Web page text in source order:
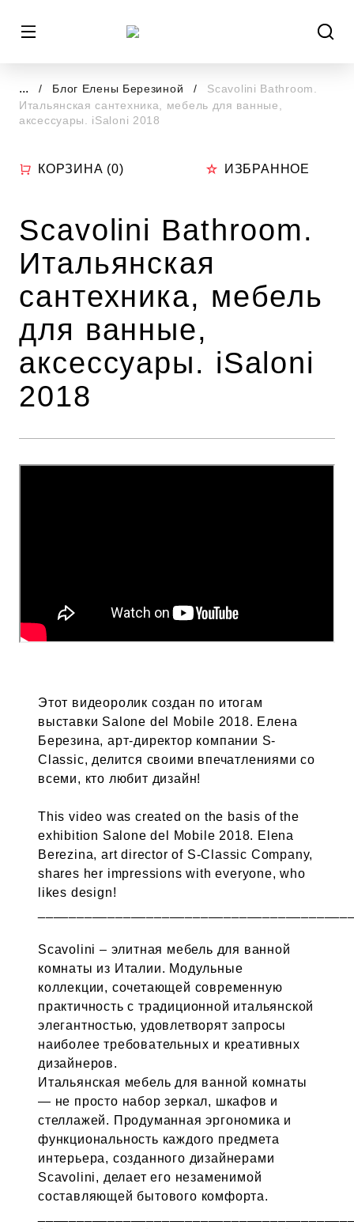
... Блог Елены Березиной
Scavolini Bathroom.
Итальянская сантехника, мебель для ванные,
аксессуары. iSaloni 2018
КОРЗИНА (0) ИЗБРАННОЕ
Scavolini Bathroom.
Итальянская
сантехника, мебель
для ванные,
аксессуары. iSaloni
2018
Этот видеоролик создан по итогам
выставки Salone del Mobile 2018. Елена
Березина, арт-директор компании S-
Classic, делится своими впечатлениями со
всеми, кто любит дизайн!
This video was created on the basis of the
exhibition Salone del Mobile 2018. Elena
Berezina, art director of S-Classic Company,
shares her impressions with everyone, who
likes design!
Scavolini – элитная мебель для ванной
комнаты из Италии. Модульные
коллекции, сочетающей современную
практичность с традиционной итальянской
элегантностью, удовлетворят запросы
наиболее требовательных и креативных
дизайнеров.
Итальянская мебель для ванной комнаты
— не просто набор зеркал, шкафов и
стеллажей. Продуманная эргономика и
функциональность каждого предмета
интерьера, созданного дизайнерами
Scavolini, делает его незаменимой
составляющей бытового комфорта.